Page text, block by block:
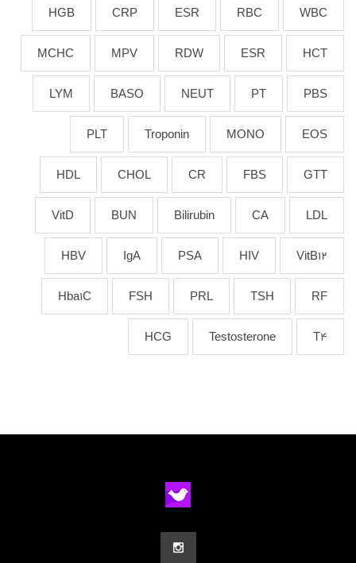
WBC
RBC
ESR
CRP
HGB
HCT
ESR
RDW
MPV
MCHC
PBS
PT
NEUT
BASO
LYM
EOS
MONO
Troponin
PLT
GTT
FBS
CR
CHOL
HDL
LDL
CA
Bilirubin
BUN
VitD
VitB12
HIV
PSA
IgA
HBV
RF
TSH
PRL
FSH
Hba1C
T4
Testosterone
HCG